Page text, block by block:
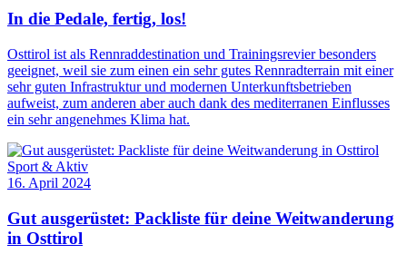
In die Pedale, fertig, los!
Osttirol ist als Rennraddestination und Trainingsrevier besonders
geeignet, weil sie zum einen ein sehr gutes Rennradterrain mit einer
sehr guten Infrastruktur und modernen Unterkunftsbetrieben
aufweist, zum anderen aber auch dank des mediterranen Einflusses
ein sehr angenehmes Klima hat.
Sport & Aktiv
16. April 2024
Gut ausgerüstet: Packliste für deine Weitwanderung
in Osttirol